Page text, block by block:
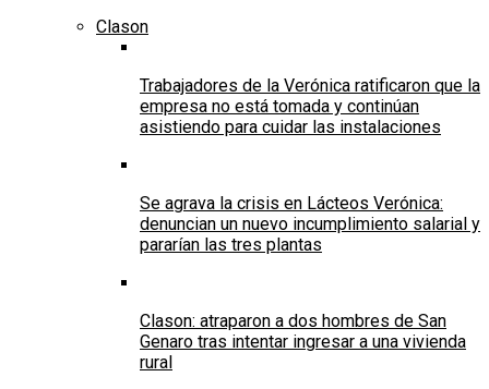
Clason
Trabajadores de la Verónica ratificaron que la
empresa no está tomada y continúan
asistiendo para cuidar las instalaciones
Se agrava la crisis en Lácteos Verónica:
denuncian un nuevo incumplimiento salarial y
pararían las tres plantas
Clason: atraparon a dos hombres de San
Genaro tras intentar ingresar a una vivienda
rural